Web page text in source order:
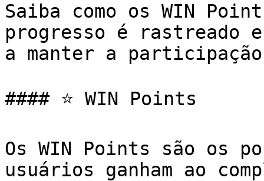
Saiba como os WIN
progresso é rastreado
a manter a
#### ⭐ WIN Points
Os WIN Points são os
usuários ganham ao